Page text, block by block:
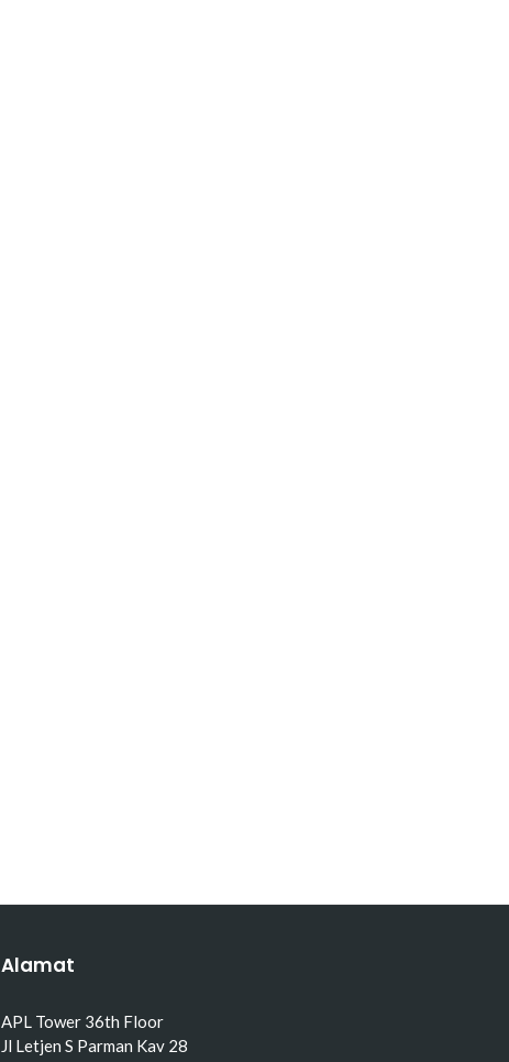
Alamat
APL Tower 36th Floor
Jl Letjen S Parman Kav 28